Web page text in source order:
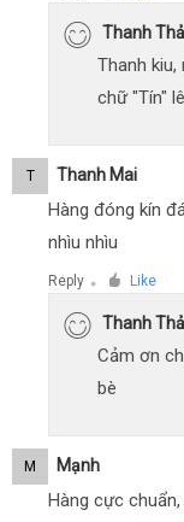
Thanh
Thanh
chữ "Tín"
T Thanh Mai
Hàng đóng kín
nhìu nhìu
Reply ● Like
Thanh
Cảm ơn
bè
M Mạnh
Hàng cực